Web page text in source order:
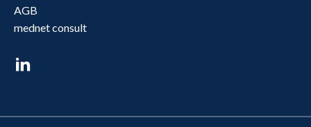
AGB
mednet consult